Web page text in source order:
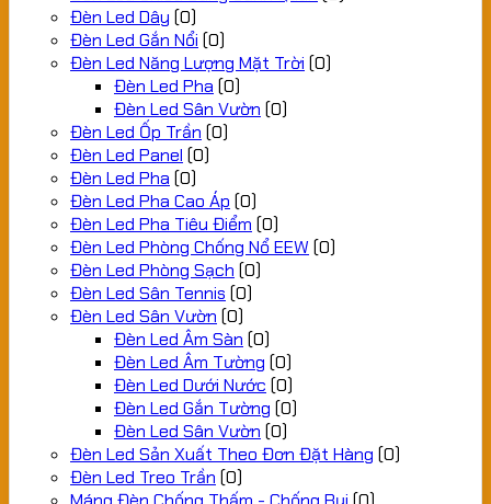
Đèn Led Dây (0)
Đèn Led Gắn Nổi (0)
Đèn Led Năng Lượng Mặt Trời (0)
Đèn Led Pha (0)
Đèn Led Sân Vườn (0)
Đèn Led Ốp Trần (0)
Đèn Led Panel (0)
Đèn Led Pha (0)
Đèn Led Pha Cao Áp (0)
Đèn Led Pha Tiêu Điểm (0)
Đèn Led Phòng Chống Nổ EEW (0)
Đèn Led Phòng Sạch (0)
Đèn Led Sân Tennis (0)
Đèn Led Sân Vườn (0)
Đèn Led Âm Sàn (0)
Đèn Led Âm Tường (0)
Đèn Led Dưới Nước (0)
Đèn Led Gắn Tường (0)
Đèn Led Sân Vườn (0)
Đèn Led Sản Xuất Theo Đơn Đặt Hàng (0)
Đèn Led Treo Trần (0)